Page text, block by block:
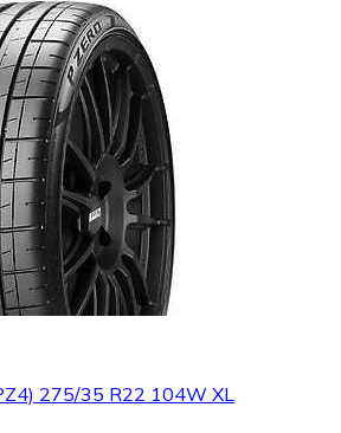
275/35 R22 104W XL